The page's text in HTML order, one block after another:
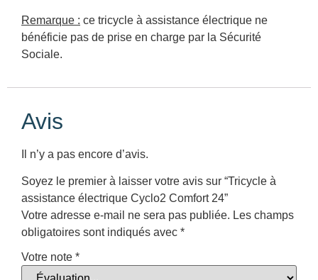
Remarque : ce tricycle à assistance électrique ne
bénéficie pas de prise en charge par la Sécurité
Sociale.
Avis
Il n’y a pas encore d’avis.
Soyez le premier à laisser votre avis sur “Tricycle à
assistance électrique Cyclo2 Comfort 24”
Votre adresse e-mail ne sera pas publiée. Les champs
obligatoires sont indiqués avec *
Votre note *